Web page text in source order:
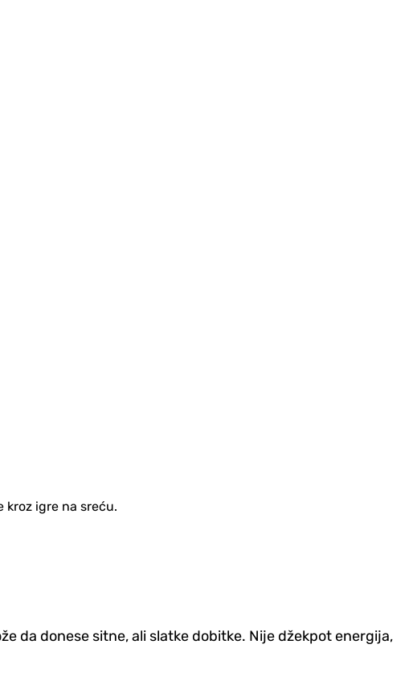
kroz igre na sreću.
da donese sitne, ali slatke dobitke. Nije džekpot energija,